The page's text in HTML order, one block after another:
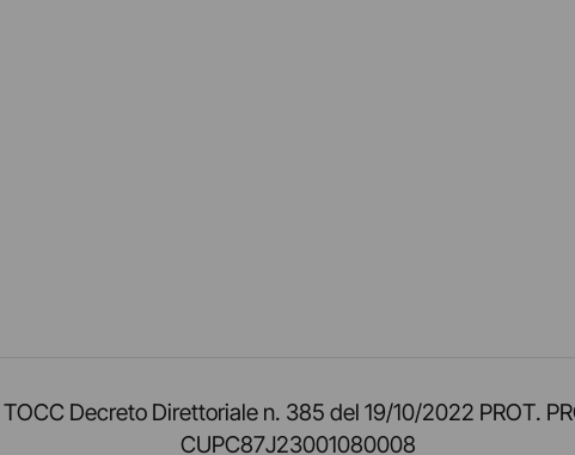
su Twitch
su Rss
Decreto Direttoriale n. 385 del 19/10/2022 PROT.
CUPC87J23001080008